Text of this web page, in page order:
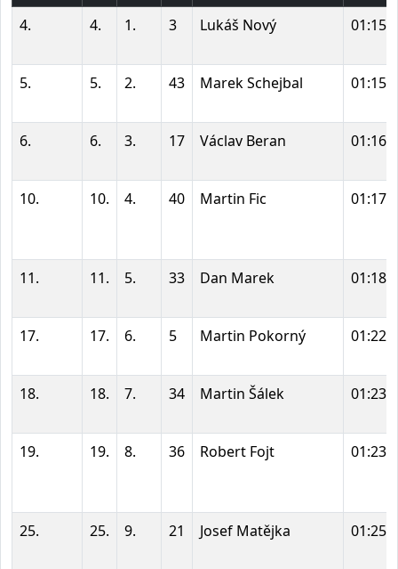
4.
4. 1. 3 Lukáš Nový
5. 5. 2. 43 Marek Schejbal
6. 6. 3. 17 Václav Beran
10. 10. 4. 40 Martin Fic
11. 11. 5. 33 Dan Marek
17. 17. 6. 5 Martin Pokorný
18. 18. 7. 34 Martin Šálek
19. 19. 8. 36 Robert Fojt
25. 25. 9. 21 Josef Matějka